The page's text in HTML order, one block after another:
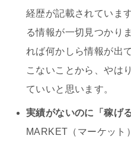
経歴が記載されていま
る情報が一切見つかり
れば何かしら情報が出
こないことから、やは
ていいと思います。
実績がないのに「稼げ
MARKET（マーケット